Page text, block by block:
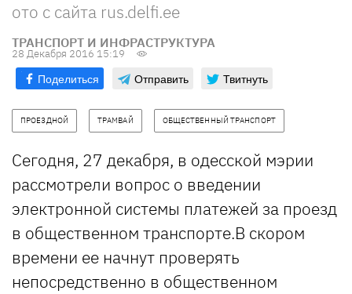
ото с сайта rus.delfi.ee
ТРАНСПОРТ И ИНФРАСТРУКТУРА
28 Декабря 2016 15:19
Поделиться Отправить Твитнуть
ПРОЕЗДНОЙ ТРАМВАЙ ОБЩЕСТВЕННЫЙ ТРАНСПОРТ
Сегодня, 27 декабря, в одесской мэрии
рассмотрели вопрос о введении
электронной системы платежей за проезд
в общественном транспорте.В скором
времени ее начнут проверять
непосредственно в общественном